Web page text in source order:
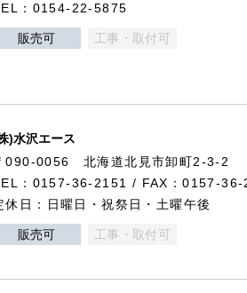
：0154-22-5875
販売可 工事・取付可
)水沢エース
090-0056 北海道北見市卸町2-3-2
：0157-36-2151 / FAX：0157-
休日：日曜日・祝祭日・土曜午後
販売可 工事・取付可